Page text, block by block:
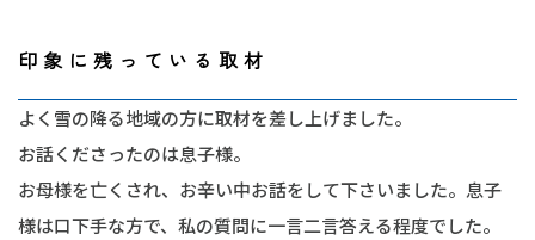
印象に残っている取材
よく雪の降る地域の方に取材を差し上げました。
お話くださったのは息子様。
お母様を亡くされ、お辛い中お話をして下さいました。息子
様は口下手な方で、私の質問に一言二言答える程度でした。